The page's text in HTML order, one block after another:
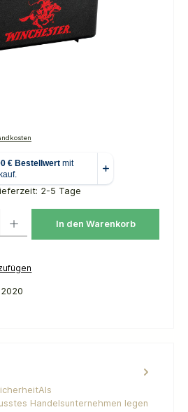
2-5 Tage
In den Warenkorb
Handelsunternehmen legen